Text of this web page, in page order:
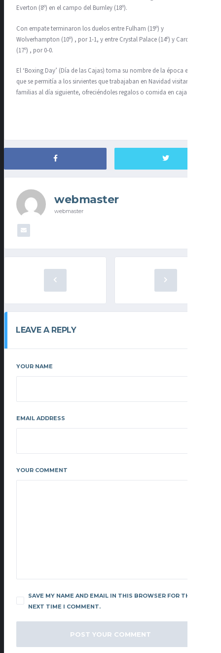
Everton (8º) en el campo del Burnley (18º).
Con empate terminaron los duelos entre Fulham (19º) y
Wolverhampton (10º) , por 1-1, y entre Crystal Palace (14º) y Cardiff
(17º) , por 0-0.
El ‘Boxing Day’ (Día de las Cajas) toma su nombre de la época en la
que se permitía a los sirvientes que trabajaban en Navidad visitar a sus
familias al día siguiente, ofreciéndoles regalos o comida en cajas.
webmaster
webmaster
LEAVE A REPLY
YOUR NAME
EMAIL ADDRESS
YOUR COMMENT
SAVE MY NAME AND EMAIL IN THIS BROWSER FOR THE
NEXT TIME I COMMENT.